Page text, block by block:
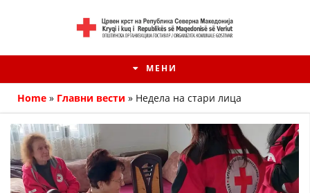
МЕНИ
Home » Главни вести » Недела на стари лица